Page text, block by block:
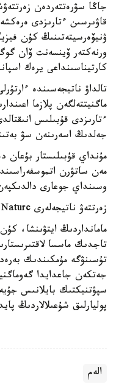
جاڭا سۋرەتتەردەن
قاۋىرسىن ءتارىزدى
ۋنيۆەرسيتەتىنىڭ كۇن
ورنەكتەر ۆينسەنت ۆان
كارتيناسىنداعى يرەك
تالداۋ ناتيجەسىندە
ماگنيتتەلگەن پلازما
ءتارىزدى قۇبىلىس
جەلدىڭ اسەرىنەن سۋ
مۇنداي قۇبىلىستار
مەن ساتۋرن
وسىنداي جوعارى
زەرتتەۋ ناتيجەلەرى Nature عىلىمي جۋرنالىندا جاريالاندى.
مامانداردىڭ ايتۋىنشا،
تاجدىك ماسسا
تۇسىنۋگە مۇمكىندىك
سپۋتنيكتىك بايلانىس
پوليارلىق شۇعىلالاردىڭ
الەم